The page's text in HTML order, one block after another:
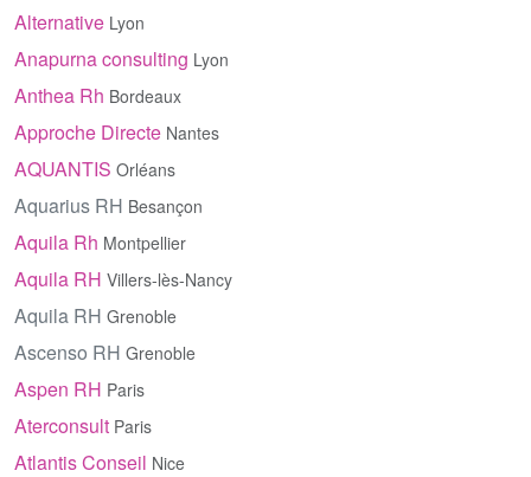
Alternative Lyon
Anapurna consulting Lyon
Anthea Rh Bordeaux
Approche Directe Nantes
AQUANTIS Orléans
Aquarius RH Besançon
Aquila Rh Montpellier
Aquila RH Villers-lès-Nancy
Aquila RH Grenoble
Ascenso RH Grenoble
Aspen RH Paris
Aterconsult Paris
Atlantis Conseil Nice